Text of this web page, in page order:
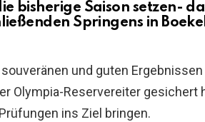
bisherige Saison setzen-
Springens in
und guten
Olympia-Reservereiter gesichert
ins Ziel bringen.